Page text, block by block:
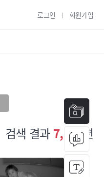
로그인 회원가입
검색 결과7,580편